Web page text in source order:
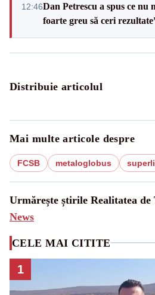
12:46Dan Petrescu a spus ce
foarte greu să ceri
Distribuie articolul
Mai multe articole despre
FCSB metaloglobus
Urmărește știrile Realitatea de
News
CELE MAI CITITE
1